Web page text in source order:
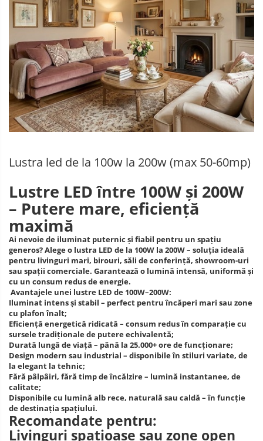
Lustre Birou
Plafoniera smart5 hexagoane led Honeycomb
6 hexagoane led honeycomb
7 hexagoane led honeycomb
8 hexagoane led honeycomb
hexagoane led Honeycomb
personalizate
Tub led si conectori honeycomb
Lustra led de la 100w la 200w (max 50-60mp)
Lustre LED între 100W și 200W
– Putere mare, eficiență
maximă
Ai nevoie de iluminat puternic și fiabil pentru un spațiu
generos? Alege o lustra LED de la 100W la 200W– soluția ideală
pentru livinguri mari, birouri, săli de conferință, showroom-uri
sau spații comerciale. Garantează o lumină intensă, uniformă și
cu un consum redus de energie.
Avantajele unei lustre LED de 100W–200W:
Iluminat intens și stabil – perfect pentru încăperi mari sau zone
cu plafon înalt;
Eficiență energetică ridicată – consum redus în comparație cu
sursele tradiționale de putere echivalentă;
Durată lungă de viață – până la 25.000+ ore de funcționare;
Design modern sau industrial – disponibile în stiluri variate, de
la elegant la tehnic;
Fără pâlpâiri, fără timp de încălzire– lumină instantanee, de
calitate;
Disponibile cu lumină alb rece, naturală sau caldă – în funcție
de destinația spațiului.
Recomandate pentru:
Livinguri spațioase sau zone open